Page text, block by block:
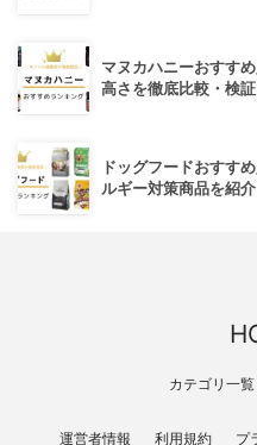
マヌカハニーおすす
高さを徹底比較・検証
ドッグフードおすす
ルギー対策商品を紹介
カテゴリ一覧
運営者情報 利用規約 プ